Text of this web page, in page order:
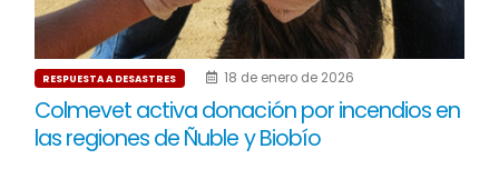
RESPUESTA A DESASTRES 18 de enero de 2026
Colmevet activa donación por incendios en
las regiones de Ñuble y Biobío